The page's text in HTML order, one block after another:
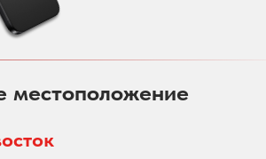
местоположение